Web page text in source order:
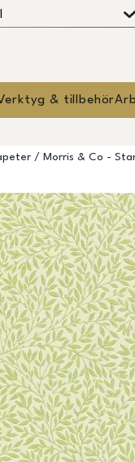
& tillbehör
Morris & Co -